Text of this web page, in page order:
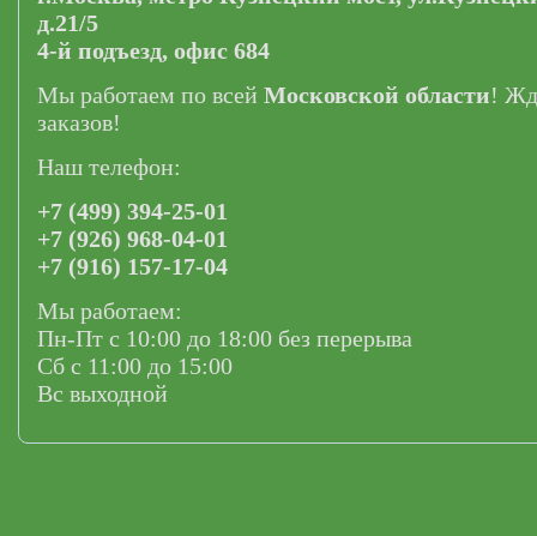
д.21/5
4-й подъезд, офис 684
Мы работаем по всей Московской области!
заказов!
Наш телефон:
+7 (499) 394-25-01
+7 (926) 968-04-01
+7 (916) 157-17-04
Мы работаем:
Пн-Пт с 10:00 до 18:00 без перерыва
Сб с 11:00 до 15:00
Вс выходной